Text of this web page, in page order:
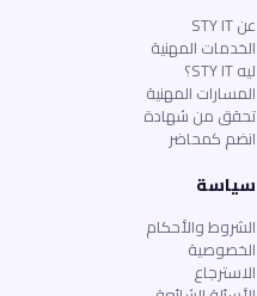
عن STY IT
الخدمات المهنية
ليه STY IT؟
المسارات المهنية
تحقق من شهادة
انضم كمحاضر
سياسة
الشروط والأحكام
الخصوصية
الاسترجاع